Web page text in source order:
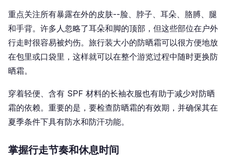
重点关注所有暴露在外的皮肤--脸、脖子、耳朵、胳膊、腿
和手背。许多人忽略了耳朵和脚的顶部，但这些部位在户外
行走时很容易被灼伤。旅行装大小的防晒霜可以很方便地放
在包里或口袋里，这样就可以在整个游览过程中随时更换防
晒霜。
穿着轻便、含有 SPF 材料的长袖衣服也有助于减少对防晒
霜的依赖。重要的是，要检查防晒霜的有效期，并确保其在
夏季条件下具有防水和防汗功能。
掌握行走节奏和休息时间